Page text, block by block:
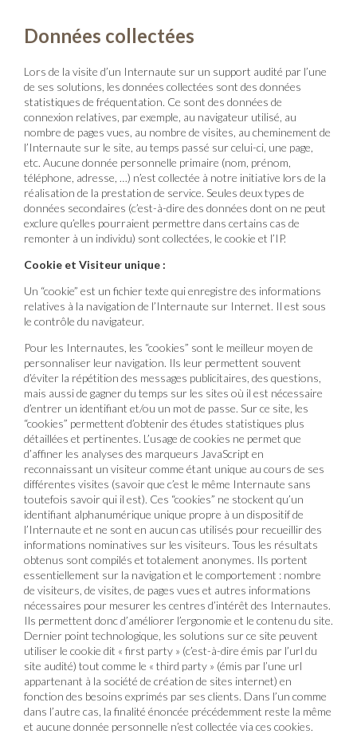
Données collectées
Lors de la visite d’un Internaute sur un support audité par l’une
de ses solutions, les données collectées sont des données
statistiques de fréquentation. Ce sont des données de
connexion relatives, par exemple, au navigateur utilisé, au
nombre de pages vues, au nombre de visites, au cheminement de
l’Internaute sur le site, au temps passé sur celui-ci, une page,
etc. Aucune donnée personnelle primaire (nom, prénom,
téléphone, adresse, …) n’est collectée à notre initiative lors de la
réalisation de la prestation de service. Seules deux types de
données secondaires (c’est-à-dire des données dont on ne peut
exclure qu’elles pourraient permettre dans certains cas de
remonter à un individu) sont collectées, le cookie et l’IP.
Cookie et Visiteur unique :
Un “cookie” est un fichier texte qui enregistre des informations
relatives à la navigation de l’Internaute sur Internet. Il est sous
le contrôle du navigateur.
Pour les Internautes, les “cookies” sont le meilleur moyen de
personnaliser leur navigation. Ils leur permettent souvent
d’éviter la répétition des messages publicitaires, des questions,
mais aussi de gagner du temps sur les sites où il est nécessaire
d’entrer un identifiant et/ou un mot de passe. Sur ce site, les
“cookies” permettent d’obtenir des études statistiques plus
détaillées et pertinentes. L’usage de cookies ne permet que
d’affiner les analyses des marqueurs JavaScript en
reconnaissant un visiteur comme étant unique au cours de ses
différentes visites (savoir que c’est le même Internaute sans
toutefois savoir qui il est). Ces “cookies” ne stockent qu’un
identifiant alphanumérique unique propre à un dispositif de
l’Internaute et ne sont en aucun cas utilisés pour recueillir des
informations nominatives sur les visiteurs. Tous les résultats
obtenus sont compilés et totalement anonymes. Ils portent
essentiellement sur la navigation et le comportement : nombre
de visiteurs, de visites, de pages vues et autres informations
nécessaires pour mesurer les centres d’intérêt des Internautes.
Ils permettent donc d’améliorer l’ergonomie et le contenu du site.
Dernier point technologique, les solutions sur ce site peuvent
utiliser le cookie dit « first party » (c’est-à-dire émis par l’url du
site audité) tout comme le « third party » (émis par l’une url
appartenant à la société de création de sites internet) en
fonction des besoins exprimés par ses clients. Dans l’un comme
dans l’autre cas, la finalité énoncée précédemment reste la même
et aucune donnée personnelle n’est collectée via ces cookies.